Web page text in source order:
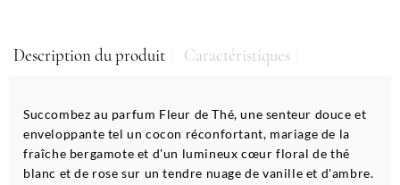
Description du produit Caractéristiques
Succombez au parfum Fleur de Thé, une senteur douce et
enveloppante tel un cocon réconfortant, mariage de la
fraîche bergamote et d'un lumineux cœur floral de thé
blanc et de rose sur un tendre nuage de vanille et d'ambre.